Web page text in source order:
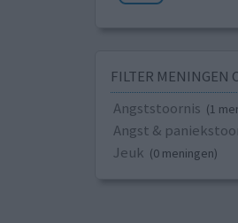
FILTER MENINGEN
Angststoornis (1
Angst &
Jeuk (0 meningen)